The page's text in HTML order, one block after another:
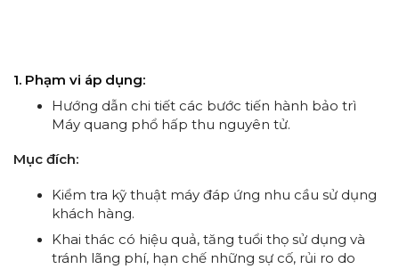
1. Phạm vi áp dụng:
Hướng dẫn chi tiết các bước tiến hành bảo trì
Máy quang phổ hấp thu nguyên tử.
Mục đích:
Kiểm tra kỹ thuật máy đáp ứng nhu cầu sử dụng
khách hàng.
Khai thác có hiệu quả, tăng tuổi thọ sử dụng và
tránh lãng phí, hạn chế những sự cố, rủi ro do